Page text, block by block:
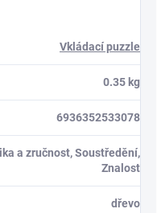
Vkládací puzzle
0.35 kg
6936352533078
a zručnost, Soustředění,
Znalost
dřevo